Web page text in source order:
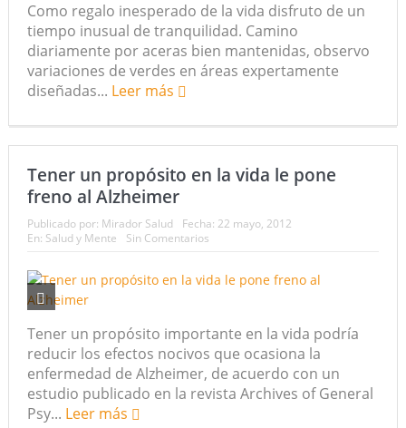
Como regalo inesperado de la vida disfruto de un
tiempo inusual de tranquilidad. Camino
diariamente por aceras bien mantenidas, observo
variaciones de verdes en áreas expertamente
diseñadas... Leer más
Tener un propósito en la vida le pone
freno al Alzheimer
Publicado por: Mirador Salud Fecha: 22 mayo, 2012
En: Salud y Mente Sin Comentarios
Tener un propósito importante en la vida podría
reducir los efectos nocivos que ocasiona la
enfermedad de Alzheimer, de acuerdo con un
estudio publicado en la revista Archives of General
Psy... Leer más